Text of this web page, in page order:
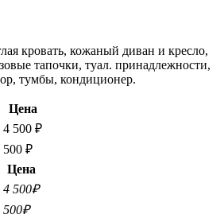
кровать, кожаный диван и кресло,
тапочки, туал. принадлежности,
тумбы, кондиционер.
Цена
4 500 ₽
500 ₽
Цена
4 500₽
500₽